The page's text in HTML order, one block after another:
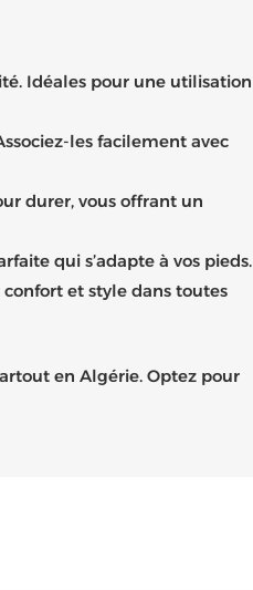
Idéales pour une utilisation
les facilement avec
durer, vous offrant un
qui s’adapte à vos pieds.
confort et style dans toutes
en Algérie. Optez pour